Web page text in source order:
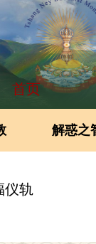
首页
解惑之
仪轨